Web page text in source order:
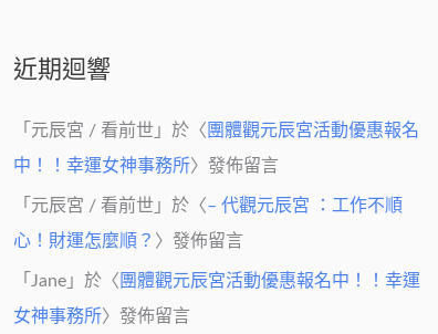
近期迴響
「 元辰宮 / 看前世 」於〈 團體觀元辰宮活動優惠報名
中！！幸運女神事務所〉發佈留言
「 元辰宮 / 看前世 」於〈– 代觀元辰宮 ：工作不順
心！財運怎麼順？ 〉發佈留言
「 Jane 」於〈 團體觀元辰宮活動優惠報名中！！幸運
女神事務所〉發佈留言